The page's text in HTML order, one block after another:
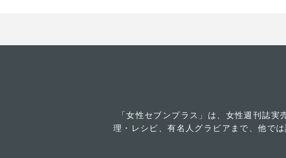
「女性セブンプラス」は、女性週刊誌
理・レシピ、有名人グラビアまで、他で